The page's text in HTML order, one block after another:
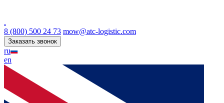
.
8 (800) 500 24 73 mow@atc-logistic.com
Заказать звонок
ru
en